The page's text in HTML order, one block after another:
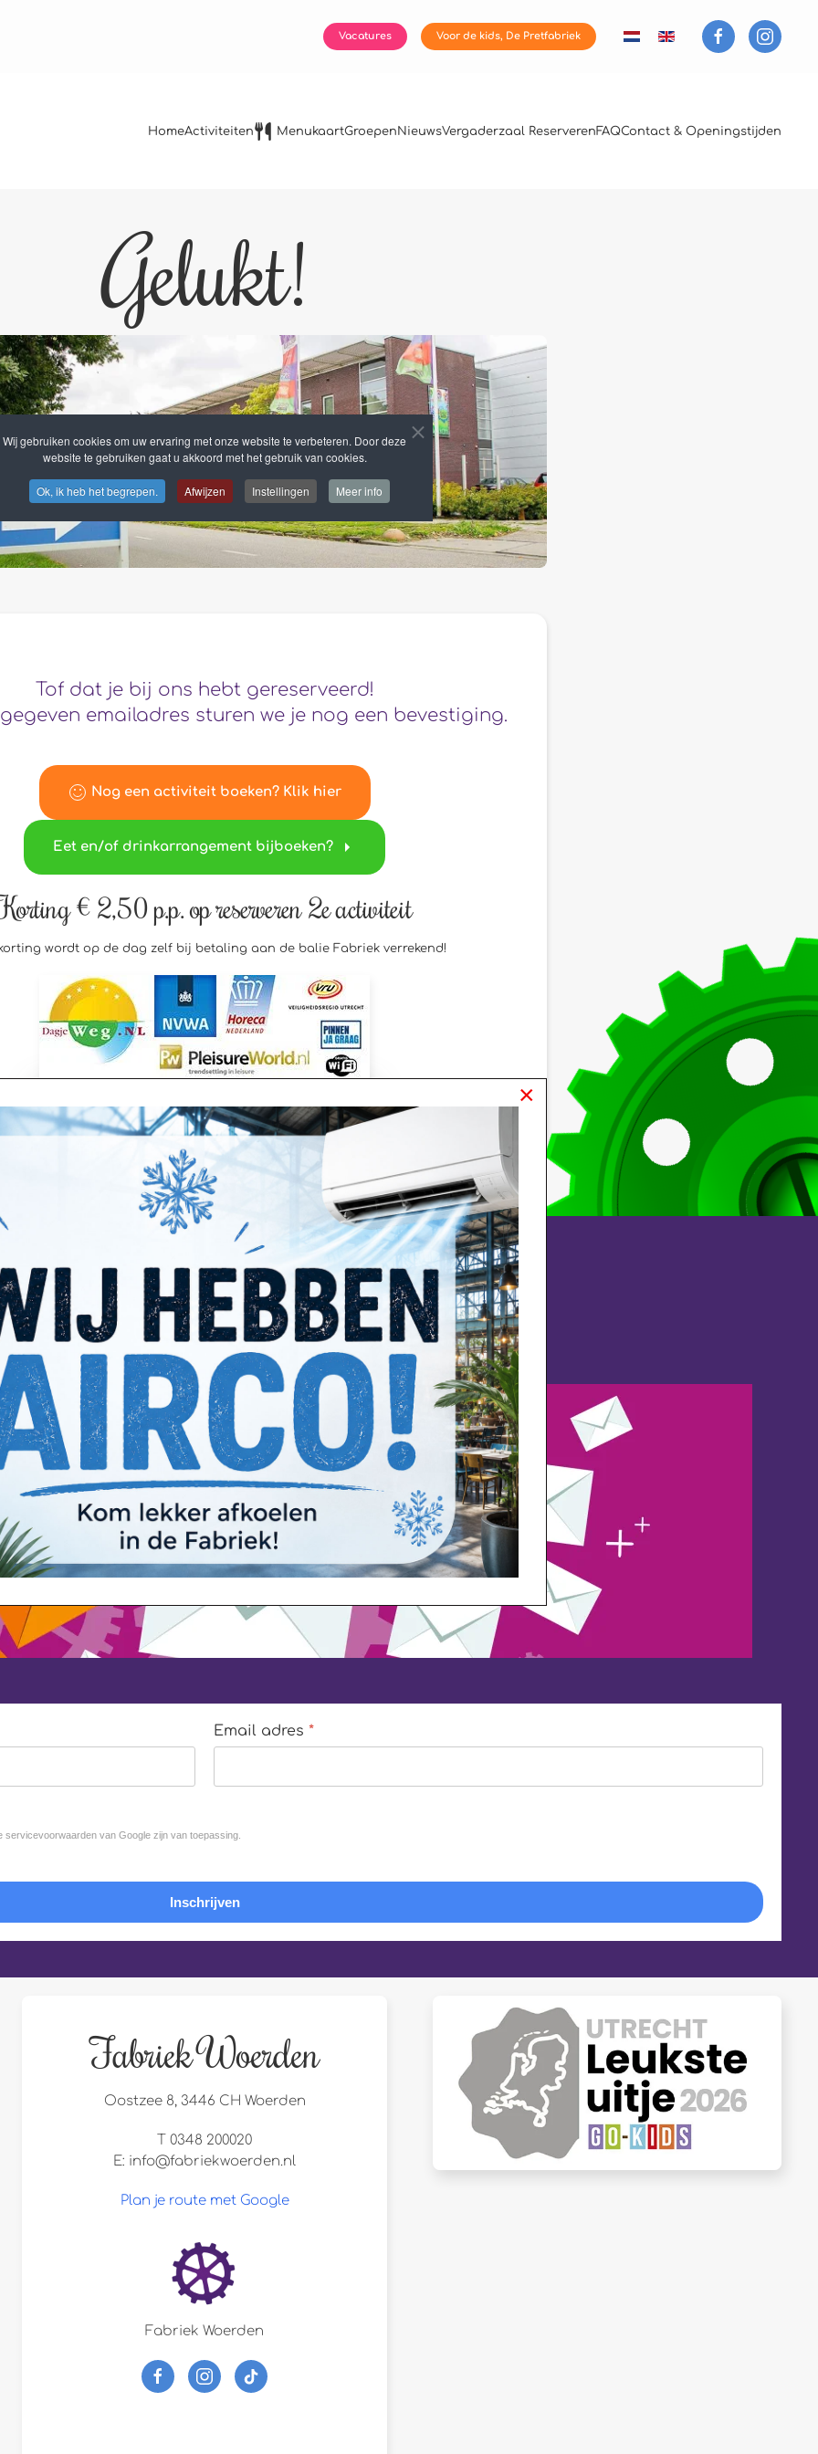
Wij gebruiken cookies om uw ervaring met onze website te verbeteren. Door deze
website te gebruiken gaat u akkoord met het gebruik van cookies.
Ok, ik heb het begrepen. Afwijzen Instellingen Meer info
Vacatures Voor de kids, De Pretfabriek
HomeActiviteiten MenukaartGroepen NieuwsVergaderzaal ReserverenFAQContact & Openingstijden
Gelukt!
Tof dat je bij ons hebt gereserveerd!
emailadres sturen we je nog een bevestiging.
Nog een activiteit boeken? Klik hier
Eet en/of drinkarrangement bijboeken?
€ 2,50 p.p. op reserveren 2e activiteit
wordt op de dag zelf bij betaling aan de balie Fabriek verrekend!
je aan voor onze nieuwsbrief!
nieuwtje missen? Meld je aan voor onze nieuwsbrief
de laatste updates en deals rechtstreeks in je inbox!
Email adres *
servicevoorwaarden van Google zijn van toepassing.
Inschrijven
Fabriek Woerden
Oostzee 8, 3446 CH Woerden
T 0348 200020
E: info@fabriekwoerden.nl
Plan je route met Google
Fabriek Woerden
×